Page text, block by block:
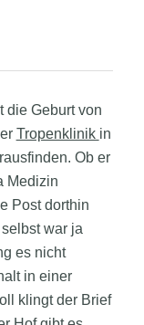
die Geburt von
Tropenklinik in
Ob er
Medizin
Post dorthin
war ja
es nicht
in einer
klingt der Brief